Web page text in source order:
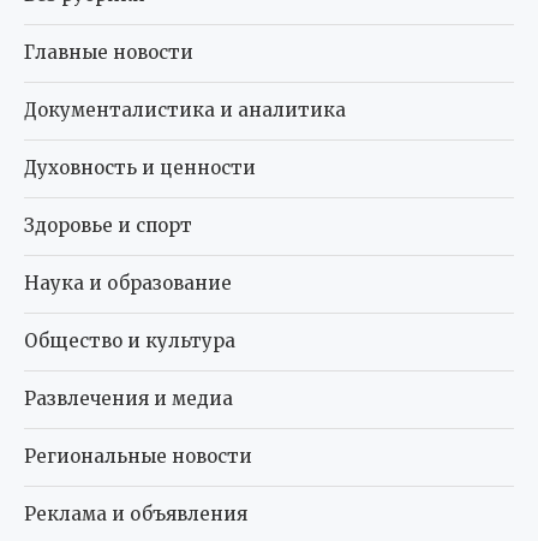
Главные новости
Документалистика и аналитика
Духовность и ценности
Здоровье и спорт
Наука и образование
Общество и культура
Развлечения и медиа
Региональные новости
Реклама и объявления